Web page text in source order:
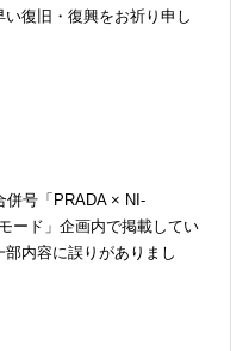
復旧・復興をお祈り申し
併号「PRADA × NI-
ード」企画内で掲載してい
内容に誤りがありまし